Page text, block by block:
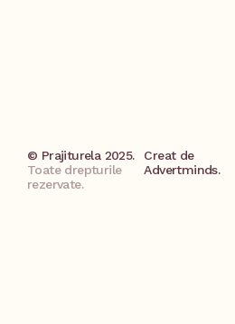
© Prajiturela 2025.
Toate drepturile
rezervate.
Creat de
Advertminds.